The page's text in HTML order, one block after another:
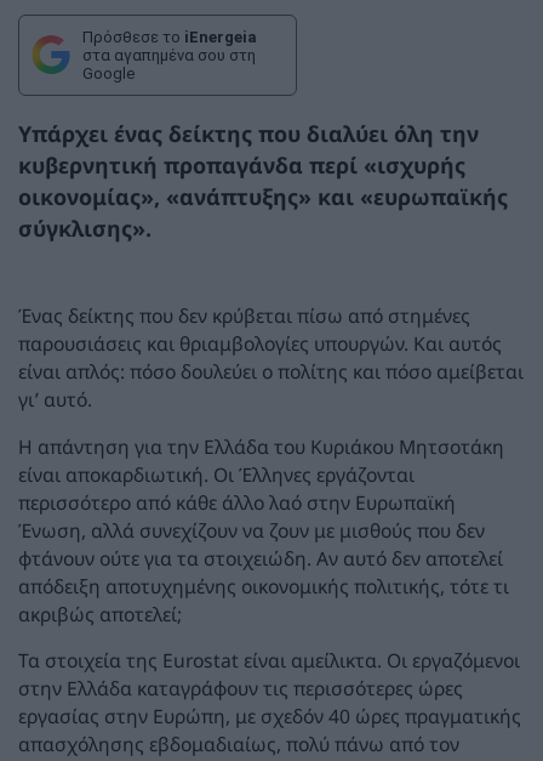
Πρόσθεσε το iEnergeia
στα αγαπημένα σου στη
Google
Υπάρχει ένας δείκτης που διαλύει όλη την
κυβερνητική προπαγάνδα περί «ισχυρής
οικονομίας», «ανάπτυξης» και «ευρωπαϊκής
σύγκλισης».
Ένας δείκτης που δεν κρύβεται πίσω από στημένες
παρουσιάσεις και θριαμβολογίες υπουργών. Και αυτός
είναι απλός: πόσο δουλεύει ο πολίτης και πόσο αμείβεται
γι’ αυτό.
Η απάντηση για την Ελλάδα του Κυριάκου Μητσοτάκη
είναι αποκαρδιωτική. Οι Έλληνες εργάζονται
περισσότερο από κάθε άλλο λαό στην Ευρωπαϊκή
Ένωση, αλλά συνεχίζουν να ζουν με μισθούς που δεν
φτάνουν ούτε για τα στοιχειώδη. Αν αυτό δεν αποτελεί
απόδειξη αποτυχημένης οικονομικής πολιτικής, τότε τι
ακριβώς αποτελεί;
Τα στοιχεία της Eurostat είναι αμείλικτα. Οι εργαζόμενοι
στην Ελλάδα καταγράφουν τις περισσότερες ώρες
εργασίας στην Ευρώπη, με σχεδόν 40 ώρες πραγματικής
απασχόλησης εβδομαδιαίως, πολύ πάνω από τον